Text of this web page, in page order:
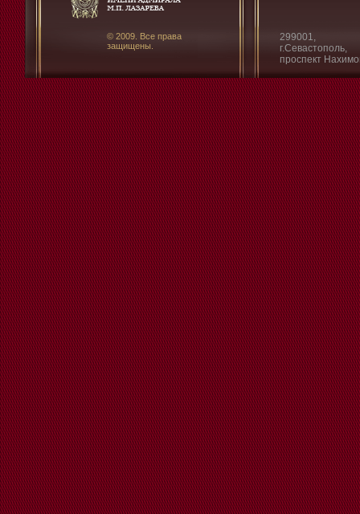
© 2009. Все права
защищены.
299001,
г.Севастополь,
проспект